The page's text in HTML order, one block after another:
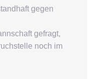
gegen
gefragt,
noch im